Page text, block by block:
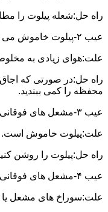
راه حل:شعله پیلوت را
عیب ۲-پیلوت خاموش می شود.
علت:هوای زیادی به
راه حل:در صورتی که
محفظه را کمی ببندید.
عیب ۳-مشعل های فوقانی اجاق گاز روشن نمی شود.
علت:پیلوت خاموش است.
راه حل:پیلوت را روشن
عیب ۴-مشعل های فوقانی اجاق روشن نمی شود
علت:سوراخ های مشعل